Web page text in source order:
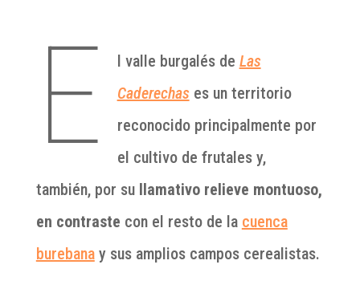
E l valle burgalés de Las
Caderechases un territorio
reconocido principalmente por
el cultivo de frutales y,
también, por su llamativo relieve montuoso,
en contraste con el resto de la cuenca
burebanay sus amplios campos cerealistas.